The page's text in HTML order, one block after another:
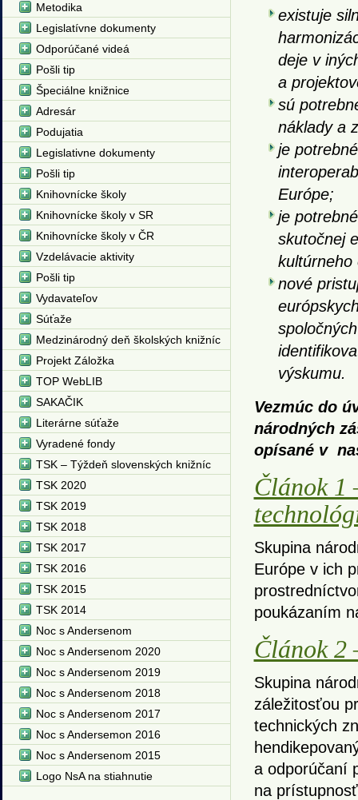
existuje
deje v
a
sú
náklady a
je
Európe;
je
skutočnej
kultúrneho
nové
výskumu.
Vezmúc do
národných
opísané v
Článok 1
Skupina
Európe v ich
poukázaním
Článok 2
Skupina
záležitosťou
technických
a odporúčaní
na
Metodika
Legislatívne dokumenty
Odporúčané videá
Pošli tip
Špeciálne knižnice
Adresár
Podujatia
Legislativne dokumenty
Pošli tip
Knihovnícke školy
Knihovnícke školy v SR
Knihovnícke školy v ČR
Vzdelávacie aktivity
Pošli tip
Vydavateľov
Súťaže
Medzinárodný deň školských knižníc
Projekt Záložka
TOP WebLIB
SAKAČIK
Literárne súťaže
Vyradené fondy
TSK – Týždeň slovenských knižníc
TSK 2020
TSK 2019
TSK 2018
TSK 2017
TSK 2016
TSK 2015
TSK 2014
Noc s Andersenom
Noc s Andersenom 2020
Noc s Andersenom 2019
Noc s Andersenom 2018
Noc s Andersenom 2017
Noc s Andersemon 2016
Noc s Andersenom 2015
Logo NsA na stiahnutie